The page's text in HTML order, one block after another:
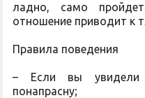
ладно, само
отношение приводит к
Правила поведения
– Если вы увидели
понапрасну;